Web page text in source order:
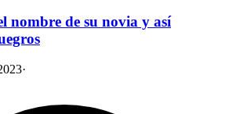
nombre de su novia y así
·